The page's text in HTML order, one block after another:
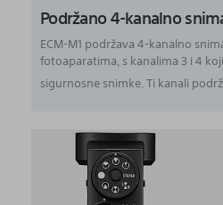
Podržano 4-kanalno
ECM-M1 podržava 4-kanalno
fotoaparatima, s kanalima 3 i 4
sigurnosne snimke. Ti kanali